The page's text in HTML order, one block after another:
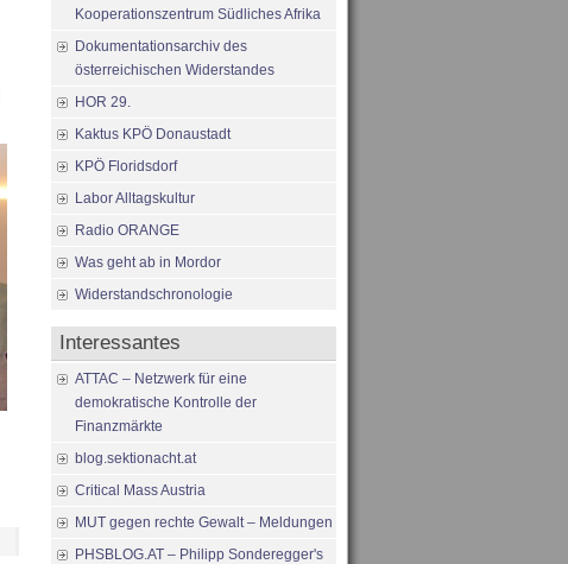
Kooperationszentrum Südliches Afrika
Dokumentationsarchiv des
österreichischen Widerstandes
HOR 29.
Kaktus KPÖ Donaustadt
KPÖ Floridsdorf
Labor Alltagskultur
Radio ORANGE
Was geht ab in Mordor
Widerstandschronologie
Interessantes
ATTAC – Netzwerk für eine
demokratische Kontrolle der
Finanzmärkte
blog.sektionacht.at
Critical Mass Austria
MUT gegen rechte Gewalt – Meldungen
PHSBLOG.AT – Philipp Sonderegger's